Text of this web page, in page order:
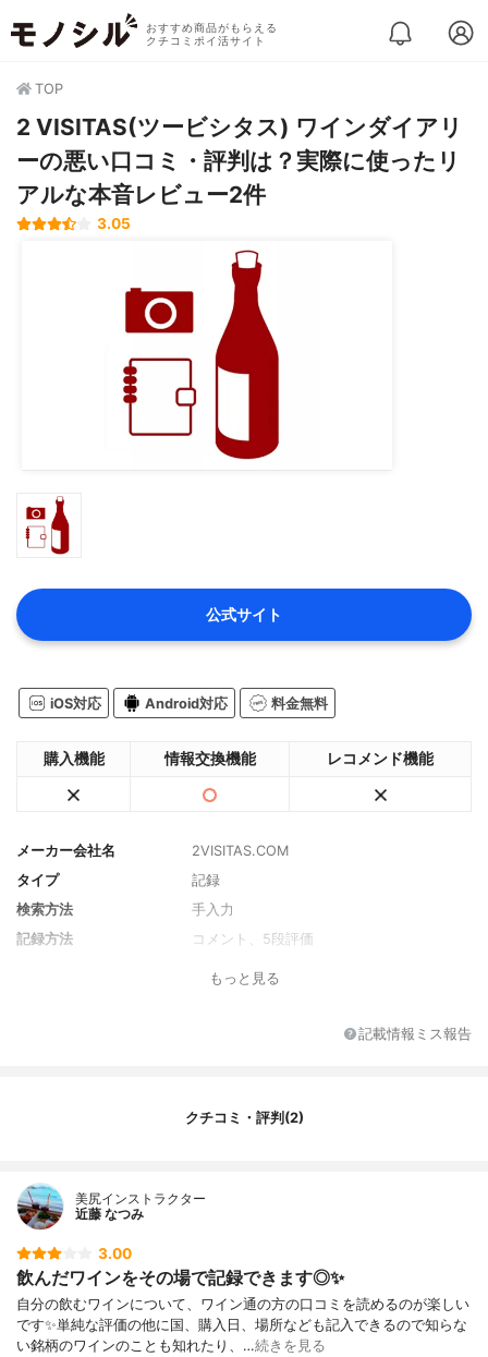
おすすめ商品がもらえる
クチコミポイ活サイト
TOP
2 VISITAS(ツービシタス) ワインダイアリ
ーの悪い口コミ・評判は？実際に使ったリ
アルな本音レビュー2件
3.05
公式サイト
iOS対応 Android対応 料金無料
購入機能 情報交換機能 レコメンド機能
メーカー会社名
2VISITAS.COM
タイプ
記録
検索方法
手入力
記録方法
コメント、5段評価
もっと見る
記載情報ミス報告
クチコミ・評判(2)
美尻インストラクター
近藤 なつみ
3.00
飲んだワインをその場で記録できます◎✨
自分の飲むワインについて、ワイン通の方の口コミを読めるのが楽しい
です✨単純な評価の他に国、購入日、場所なども記入できるので知らな
い銘柄のワインのことも知れたり、…続きを見る